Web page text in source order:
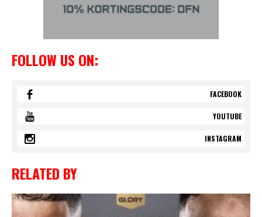
FOLLOW US ON:
FACEBOOK
YOUTUBE
INSTAGRAM
RELATED BY